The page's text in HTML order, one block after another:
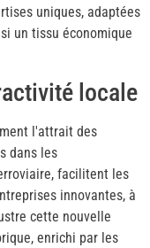
uniques, adaptées
un tissu économique
locale
l'attrait des
dans les
facilitent les
innovantes, à
cette nouvelle
enrichi par les